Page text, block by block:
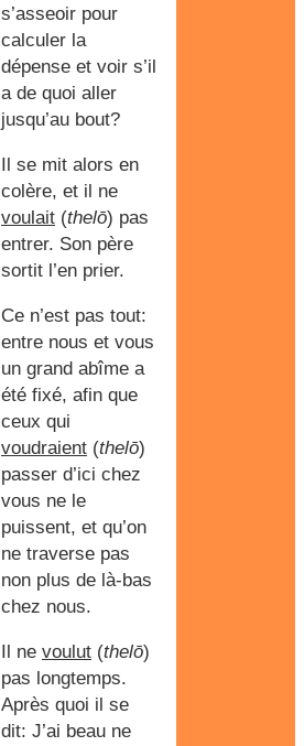
s’asseoir pour
calculer la
dépense et voir s’il
a de quoi aller
jusqu’au bout?
Il se mit alors en
colère, et il ne
voulait (thelō) pas
entrer. Son père
sortit l’en prier.
Ce n’est pas tout:
entre nous et vous
un grand abîme a
été fixé, afin que
ceux qui
voudraient (thelō)
passer d’ici chez
vous ne le
puissent, et qu’on
ne traverse pas
non plus de là-bas
chez nous.
Il ne voulut (thelō)
pas longtemps.
Après quoi il se
dit: J’ai beau ne